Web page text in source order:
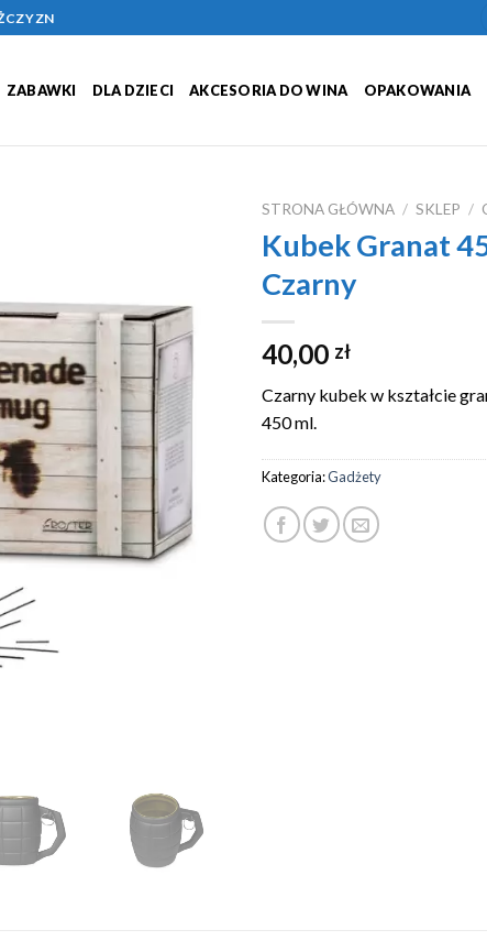
ZABAWKI DLA DZIECI AKCESORIA DO WINA OPAKOWANIA
STRONA GŁÓWNA / SKLEP /
Kubek Granat
Czarny
40,00 zł
Czarny kubek w kształcie
450 ml.
Kategoria:Gadżety